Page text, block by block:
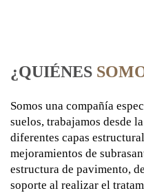
¿QUIÉNES
Somos una compañía
suelos, trabajamos desde
diferentes capas
mejoramientos de
estructura de pavimento,
soporte al realizar el